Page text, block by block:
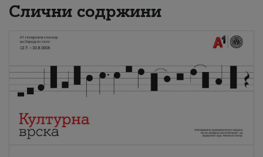
Слични содржини